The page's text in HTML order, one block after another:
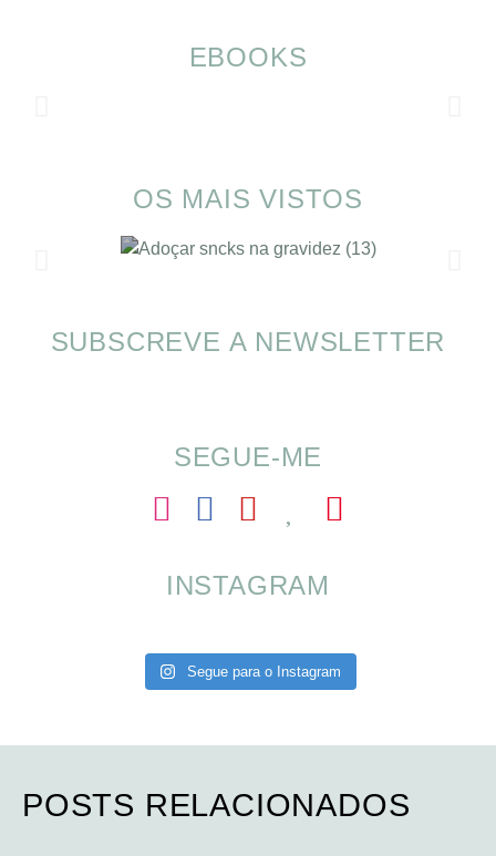
EBOOKS
OS MAIS VISTOS
Alimentação nas férias com SOMP
SUBSCREVE A NEWSLETTER
SEGUE-ME
INSTAGRAM
Segue para o Instagram
POSTS RELACIONADOS